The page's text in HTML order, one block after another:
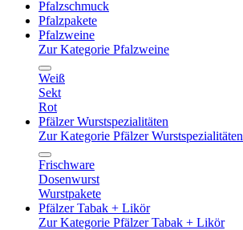
Pfalzschmuck
Pfalzpakete
Pfalzweine
Zur Kategorie Pfalzweine
Weiß
Sekt
Rot
Pfälzer Wurstspezialitäten
Zur Kategorie Pfälzer Wurstspezialitäten
Frischware
Dosenwurst
Wurstpakete
Pfälzer Tabak + Likör
Zur Kategorie Pfälzer Tabak + Likör